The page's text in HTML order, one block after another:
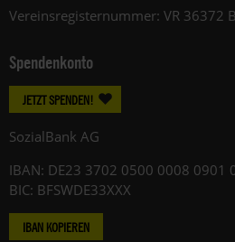
Vereinsregisternummer: VR 36372 B
Spendenkonto
JETZT SPENDEN!
SozialBank AG
IBAN: DE23 3702 0500 0008 0901
BIC: BFSWDE33XXX
IBAN KOPIEREN